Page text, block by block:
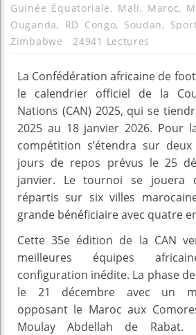
Guinée Équatoriale, Mali, Maroc,
Ouganda, RD Congo, Soudan,
Zimbabwe
24941 Lectures
La Confédération africaine de
le calendrier officiel de la
Nations (CAN) 2025, qui se
2025 au 18 janvier 2026. Pour
compétition s’étendra sur
jours de repos prévus le 25
janvier. Le tournoi se jouera
répartis sur six villes
grande bénéficiaire avec quatre
Cette 35e édition de la CAN
meilleures équipes
configuration inédite. La phase
le 21 décembre avec un
opposant le Maroc aux
Moulay Abdellah de Rabat.